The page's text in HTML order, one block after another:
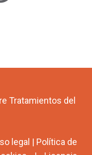
Tratamientos del
legal | Política de